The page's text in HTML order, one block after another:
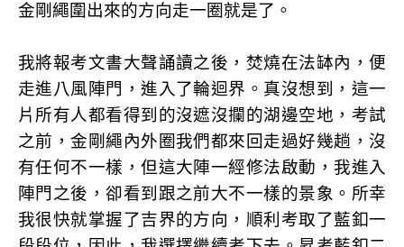
金剛繩圍出來的方向走一圈就是了。
我將報考文書大聲誦讀之後，焚燒在法缽內，便
走進八風陣門，進入了輪迴界。真沒想到，這一
片所有人都看得到的沒遮沒攔的湖邊空地，考試
之前，金剛繩內外圈我們都來回走過好幾趟，沒
有任何不一樣，但這大陣一經修法啟動，我進入
陣門之後，卻看到跟之前大不一樣的景象。所幸
我很快就掌握了吉界的方向，順利考取了藍釦一